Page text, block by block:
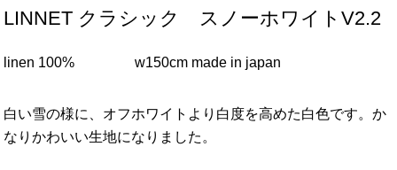
LINNET クラシック スノーホワイトV2.2
linen 100% w150cm made in japan
白い雪の様に、オフホワイトより白度を高めた白色です。か
なりかわいい生地になりました。